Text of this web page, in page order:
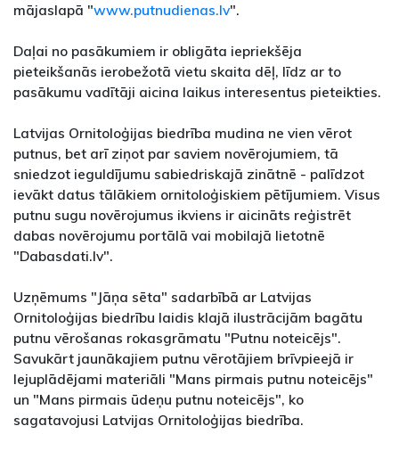
mājaslapā "www.putnudienas.lv".
Daļai no pasākumiem ir obligāta iepriekšēja
pieteikšanās ierobežotā vietu skaita dēļ, līdz ar to
pasākumu vadītāji aicina laikus interesentus pieteikties.
Latvijas Ornitoloģijas biedrība mudina ne vien vērot
putnus, bet arī ziņot par saviem novērojumiem, tā
sniedzot ieguldījumu sabiedriskajā zinātnē - palīdzot
ievākt datus tālākiem ornitoloģiskiem pētījumiem. Visus
putnu sugu novērojumus ikviens ir aicināts reģistrēt
dabas novērojumu portālā vai mobilajā lietotnē
"Dabasdati.lv".
Uzņēmums "Jāņa sēta" sadarbībā ar Latvijas
Ornitoloģijas biedrību laidis klajā ilustrācijām bagātu
putnu vērošanas rokasgrāmatu "Putnu noteicējs".
Savukārt jaunākajiem putnu vērotājiem brīvpieejā ir
lejuplādējami materiāli "Mans pirmais putnu noteicējs"
un "Mans pirmais ūdeņu putnu noteicējs", ko
sagatavojusi Latvijas Ornitoloģijas biedrība.